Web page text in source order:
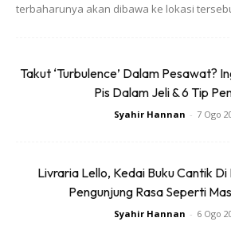
terbaharunya akan dibawa ke lokasi
Takut ‘Turbulence’ Dalam Pesawat?
Pis Dalam Jeli & 6 Tip
Syahir Hannan - 7 Ogo
Livraria Lello, Kedai Buku Cantik
Pengunjung Rasa Seperti
Syahir Hannan - 6 Ogo